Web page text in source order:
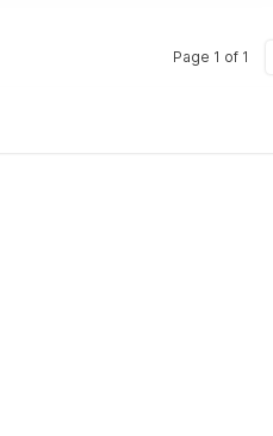
Page 1 of 1